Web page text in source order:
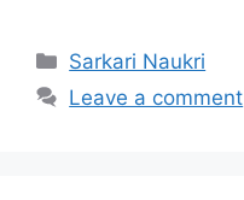
Categories
Sarkari Naukri
Leave a comment